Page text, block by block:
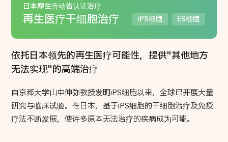
日本厚生劳动省认证治疗
再生医疗干细胞治疗 iPS细胞 ES细胞
依托日本领先的再生医疗可能性，提供"其他地方
无法实现"的高端治疗
自京都大学山中伸弥教授发明iPS细胞以来，全球已开展大量
研究与临床试验。在日本，基于iPS细胞的干细胞治疗及免疫
疗法不断发展，使许多原本无法治疗的疾病成为可能。